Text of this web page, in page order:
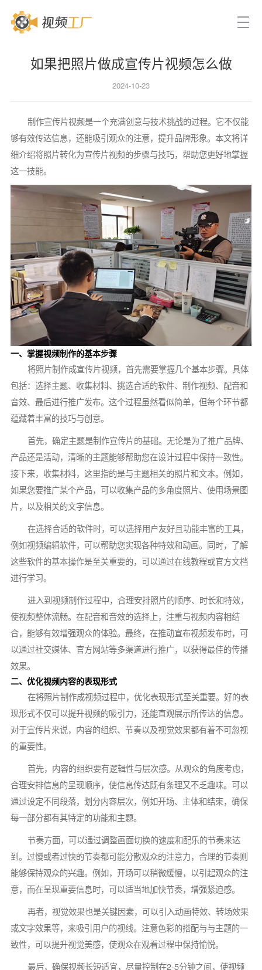
如果把照片做成宣传片视频怎么做
2024-10-23
制作宣传片视频是一个充满创意与技术挑战的过程。它不仅能
够有效传达信息，还能吸引观众的注意，提升品牌形象。本文将详
细介绍将照片转化为宣传片视频的步骤与技巧，帮助您更好地掌握
这一技能。
一、掌握视频制作的基本步骤
将照片制作成宣传片视频，首先需要掌握几个基本步骤。具体
包括：选择主题、收集材料、挑选合适的软件、制作视频、配音和
音效、最后进行推广发布。这个过程虽然看似简单，但每个环节都
蕴藏着丰富的技巧与创意。
首先，确定主题是制作宣传片的基础。无论是为了推广品牌、
产品还是活动，清晰的主题能够帮助您在设计过程中保持一致性。
接下来，收集材料，这里指的是与主题相关的照片和文本。例如，
如果您要推广某个产品，可以收集产品的多角度照片、使用场景图
片，以及相关的文字信息。
在选择合适的软件时，可以选择用户友好且功能丰富的工具，
例如视频编辑软件，可以帮助您实现各种特效和动画。同时，了解
这些软件的基本操作是至关重要的，可以通过在线教程或官方文档
进行学习。
进入到视频制作过程中，合理安排照片的顺序、时长和特效，
使视频整体流畅。在配音和音效的选择上，注重与视频内容相结
合，能够有效增强观众的体验。最终，在推动宣布视频发布时，可
以通过社交媒体、官方网站等多渠道进行推广，以获得最佳的传播
效果。
二、优化视频内容的表现形式
在将照片制作成视频过程中，优化表现形式至关重要。好的表
现形式不仅可以提升视频的吸引力，还能直观展示所传达的信息。
对于宣传片来说，内容的组织、节奏以及视觉效果都有着不可忽视
的重要性。
首先，内容的组织要有逻辑性与层次感。从观众的角度考虑，
合理安排信息的呈现顺序，使信息传达既有条理又不乏趣味。可以
通过设定不同段落，划分内容层次，例如开场、主体和结束，确保
每一部分都有其特定的功能和主题。
节奏方面，可以通过调整画面切换的速度和配乐的节奏来达
到。过慢或者过快的节奏都可能分散观众的注意力，合理的节奏则
能够保持观众的兴趣。例如，开场可以稍微缓慢，以引起观众的注
意，而在呈现重要信息时，可以适当地加快节奏，增强紧迫感。
再者，视觉效果也是关键因素，可以引入动画特效、转场效果
或文字效果等，来吸引用户的视线。注意色彩的搭配与与主题的一
致性，可以提升视觉美感，使观众在观看过程中保持愉悦。
最后，确保视频长短适宜，尽量控制在2-5分钟之间，使视频